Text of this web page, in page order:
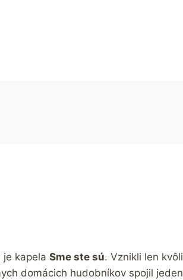
je kapela Sme ste sú. Vznikli len
domácich hudobníkov spojil